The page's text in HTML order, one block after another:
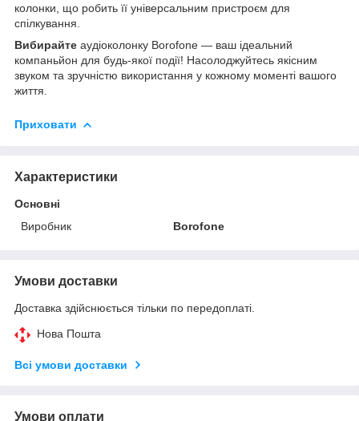
колонки, що робить її універсальним пристроєм для
спілкування.
Вибирайте аудіоколонку Borofone — ваш ідеальний
компаньйон для будь-якої події! Насолоджуйтесь якісним
звуком та зручністю використання у кожному моменті вашого
життя.
Приховати
Характеристики
Основні
Виробник
Borofone
Умови доставки
Доставка здійснюється тільки по передоплаті.
Нова Пошта
Всі умови доставки
Умови оплати